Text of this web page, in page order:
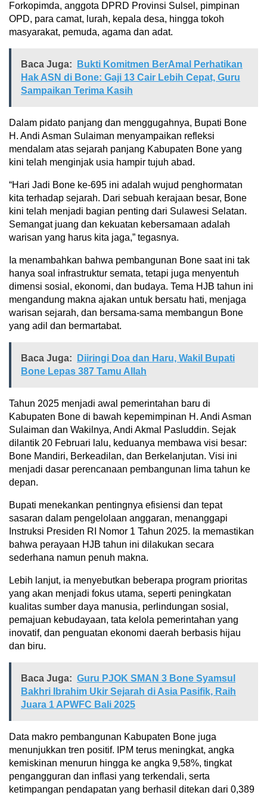
Forkopimda, anggota DPRD Provinsi Sulsel, pimpinan
OPD, para camat, lurah, kepala desa, hingga tokoh
masyarakat, pemuda, agama dan adat.
Baca Juga:
Bukti Komitmen BerAmal Perhatikan
Hak ASN di Bone: Gaji 13 Cair Lebih Cepat, Guru
Sampaikan Terima Kasih
Dalam pidato panjang dan menggugahnya, Bupati Bone
H. Andi Asman Sulaiman menyampaikan refleksi
mendalam atas sejarah panjang Kabupaten Bone yang
kini telah menginjak usia hampir tujuh abad.
“Hari Jadi Bone ke-695 ini adalah wujud penghormatan
kita terhadap sejarah. Dari sebuah kerajaan besar, Bone
kini telah menjadi bagian penting dari Sulawesi Selatan.
Semangat juang dan kekuatan kebersamaan adalah
warisan yang harus kita jaga,” tegasnya.
Ia menambahkan bahwa pembangunan Bone saat ini tak
hanya soal infrastruktur semata, tetapi juga menyentuh
dimensi sosial, ekonomi, dan budaya. Tema HJB tahun ini
mengandung makna ajakan untuk bersatu hati, menjaga
warisan sejarah, dan bersama-sama membangun Bone
yang adil dan bermartabat.
Baca Juga:
Diiringi Doa dan Haru, Wakil Bupati
Bone Lepas 387 Tamu Allah
Tahun 2025 menjadi awal pemerintahan baru di
Kabupaten Bone di bawah kepemimpinan H. Andi Asman
Sulaiman dan Wakilnya, Andi Akmal Pasluddin. Sejak
dilantik 20 Februari lalu, keduanya membawa visi besar:
Bone Mandiri, Berkeadilan, dan Berkelanjutan. Visi ini
menjadi dasar perencanaan pembangunan lima tahun ke
depan.
Bupati menekankan pentingnya efisiensi dan tepat
sasaran dalam pengelolaan anggaran, menanggapi
Instruksi Presiden RI Nomor 1 Tahun 2025. Ia memastikan
bahwa perayaan HJB tahun ini dilakukan secara
sederhana namun penuh makna.
Lebih lanjut, ia menyebutkan beberapa program prioritas
yang akan menjadi fokus utama, seperti peningkatan
kualitas sumber daya manusia, perlindungan sosial,
pemajuan kebudayaan, tata kelola pemerintahan yang
inovatif, dan penguatan ekonomi daerah berbasis hijau
dan biru.
Baca Juga: Guru PJOK SMAN 3 Bone Syamsul
Bakhri Ibrahim Ukir Sejarah di Asia Pasifik, Raih
Juara 1 APWFC Bali 2025
Data makro pembangunan Kabupaten Bone juga
menunjukkan tren positif. IPM terus meningkat, angka
kemiskinan menurun hingga ke angka 9,58%, tingkat
pengangguran dan inflasi yang terkendali, serta
ketimpangan pendapatan yang berhasil ditekan dari 0,389